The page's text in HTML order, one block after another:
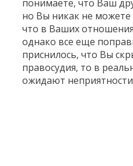
понимаете, что Ваш
но Вы никак не можете
что в Ваших
однако все еще
приснилось, что Вы
правосудия, то в
ожидают